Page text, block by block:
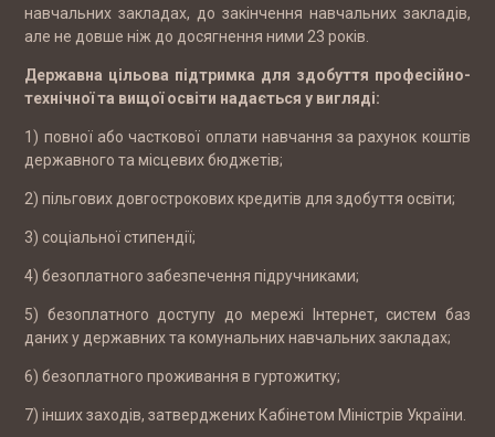
навчальних закладах, до закінчення навчальних закладів,
але не довше ніж до досягнення ними 23 років.
Державна цільова підтримка для здобуття професійно-
технічної та вищої освіти надається у вигляді:
1) повної або часткової оплати навчання за рахунок коштів
державного та місцевих бюджетів;
2) пільгових довгострокових кредитів для здобуття освіти;
3) соціальної стипендії;
4) безоплатного забезпечення підручниками;
5) безоплатного доступу до мережі Інтернет, систем баз
даних у державних та комунальних навчальних закладах;
6) безоплатного проживання в гуртожитку;
7) інших заходів, затверджених Кабінетом Міністрів України.